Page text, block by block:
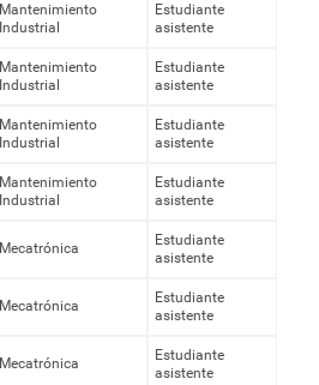
Mantenimiento
Industrial
Estudiante
asistente
Mantenimiento
Industrial
Estudiante
asistente
Mantenimiento
Industrial
Estudiante
asistente
Mantenimiento
Industrial
Estudiante
asistente
Mecatrónica
Estudiante
asistente
Mecatrónica
Estudiante
asistente
Mecatrónica
Estudiante
asistente